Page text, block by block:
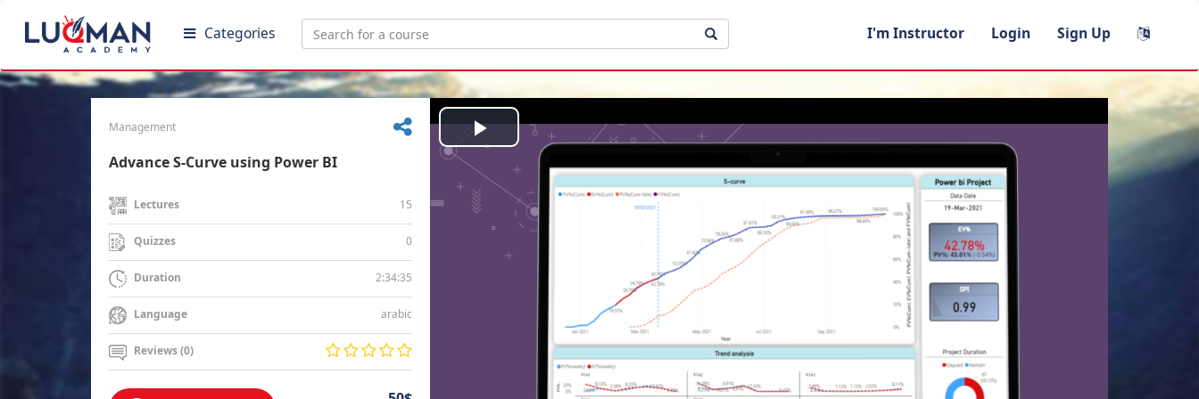
Categories I'm Instructor Login Sign Up
Management
Advance S-Curve using Power BI
Lectures 15
Quizzes 0
Duration 2:34:35
Language arabic
Reviews (0)
Play
Video